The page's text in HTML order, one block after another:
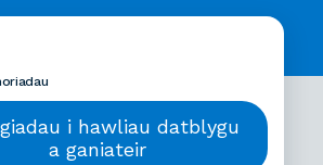
i hawliau datblygu
a ganiateir